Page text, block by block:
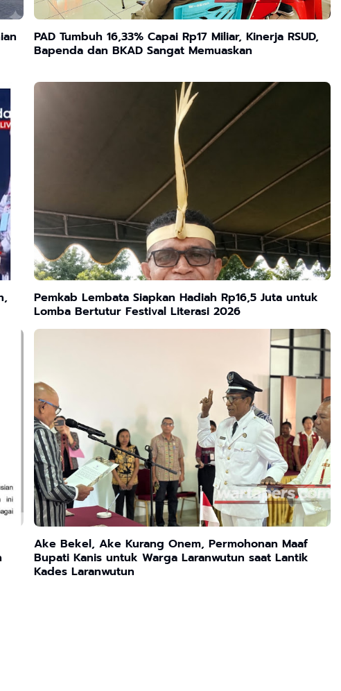
PAD Tumbuh 16,33% Capai Rp17 Miliar, Kinerja RSUD,
Bapenda dan BKAD Sangat Memuaskan
Pemkab Lembata Siapkan Hadiah Rp16,5 Juta untuk
Lomba Bertutur Festival Literasi 2026
Ake Bekel, Ake Kurang Onem, Permohonan Maaf
Bupati Kanis untuk Warga Laranwutun saat Lantik
Kades Laranwutun